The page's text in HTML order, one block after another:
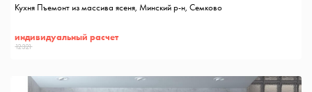
Кухня Пъемонт из массива ясеня, Минский р-н, Семково
индивидуальный расчет
12321